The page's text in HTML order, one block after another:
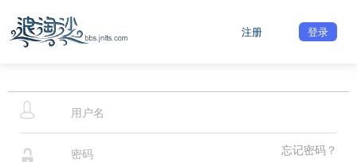
注册 登录
忘记密码？